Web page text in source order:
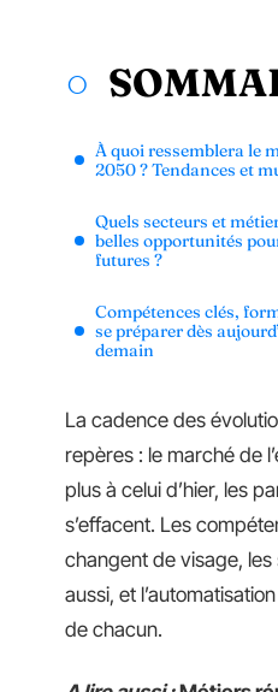
À quoi ressemblera le
2050 ? Tendances et
Quels secteurs et
belles opportunités
futures ?
Compétences clés,
se préparer dès
demain
La cadence des
repères : le marché de
plus à celui d’hier, les
s’effacent. Les
changent de visage,
aussi, et
de chacun.